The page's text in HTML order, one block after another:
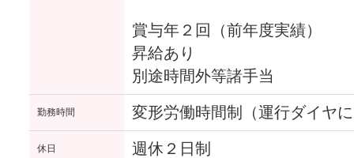
賞与年２回（前年度実績）
昇給あり
別途時間外等諸手当
勤務時間 変形労働時間制（運行ダイヤ
休日 週休２日制